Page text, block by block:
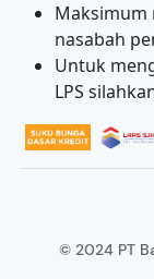
Maksimum
nasabah
Untuk
LPS
© 2024 PT